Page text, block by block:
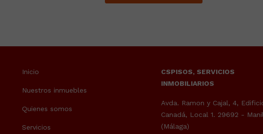
Inicio
Nuestros inmuebles
Quienes somos
Servicios
CSPISOS, SERVICIOS
INMOBILIARIOS
Avda. Ramon y Cajal, 4,
Canadá, Local 1. 29692 -
(Málaga)